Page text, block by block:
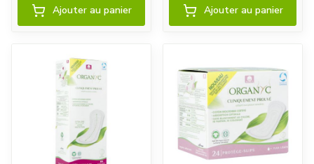
Ajouter au panier Ajouter au panier